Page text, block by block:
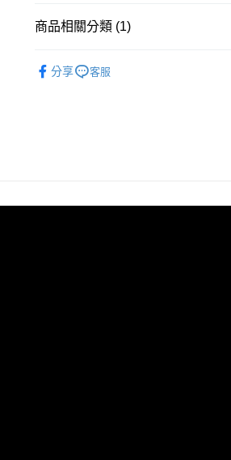
商品相關分類 (1)
分享
客服